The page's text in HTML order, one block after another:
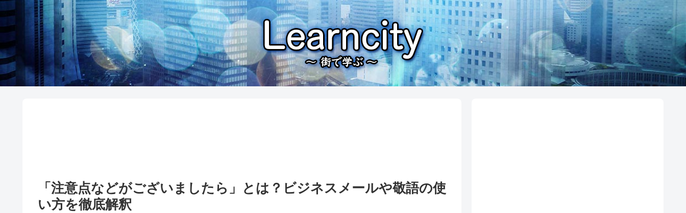
「注意点などがございましたら」とは？ビジネスメールや敬語の使
い方を徹底解釈